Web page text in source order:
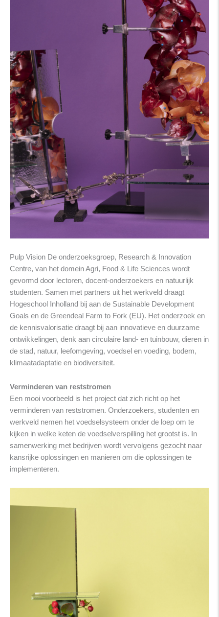
Pulp Vision De onderzoeksgroep, Research & Innovation
Centre, van het domein Agri, Food & Life Sciences wordt
gevormd door lectoren, docent-onderzoekers en natuurlijk
studenten. Samen met partners uit het werkveld draagt
Hogeschool Inholland bij aan de Sustainable Development
Goals en de Greendeal Farm to Fork (EU). Het onderzoek en
de kennisvalorisatie draagt bij aan innovatieve en duurzame
ontwikkelingen, denk aan circulaire land- en tuinbouw, dieren in
de stad, natuur, leefomgeving, voedsel en voeding, bodem,
klimaatadaptatie en biodiversiteit.
Verminderen van reststromen
Een mooi voorbeeld is het project dat zich richt op het
verminderen van reststromen. Onderzoekers, studenten en
werkveld nemen het voedselsysteem onder de loep om te
kijken in welke keten de voedselverspilling het grootst is. In
samenwerking met bedrijven wordt vervolgens gezocht naar
kansrijke oplossingen en manieren om die oplossingen te
implementeren.